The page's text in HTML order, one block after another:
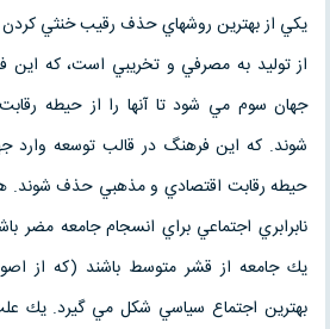
يكي از بهترين روشهاي حذف رقيب خنثي كردن
از توليد به مصرفي و تخريبي است، كه اين
جهان سوم مي شود تا آنها را از حيطه
شوند. كه اين فرهنگ در قالب توسعه وارد
حيطه رقابت اقتصادي و مذهبي حذف شوند.
نابرابري اجتماعي براي انسجام جامعه مضر
يك جامعه از قشر متوسط باشند (كه از
بهترين اجتماع سياسي شكل مي گيرد. يك علت